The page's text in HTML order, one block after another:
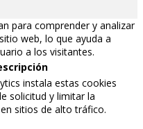
para comprender y analizar
web, lo que ayuda a
a los visitantes.
instala estas cookies
solicitud y limitar la
sitios de alto tráfico.